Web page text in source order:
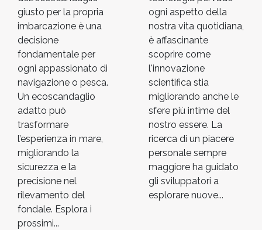
giusto per la propria
imbarcazione è una
decisione
fondamentale per
ogni appassionato di
navigazione o pesca.
Un ecoscandaglio
adatto può
trasformare
l’esperienza in mare,
migliorando la
sicurezza e la
precisione nel
rilevamento del
fondale. Esplora i
prossimi...
ogni aspetto della
nostra vita quotidiana,
è affascinante
scoprire come
l'innovazione
scientifica stia
migliorando anche le
sfere più intime del
nostro essere. La
ricerca di un piacere
personale sempre
maggiore ha guidato
gli sviluppatori a
esplorare nuove...